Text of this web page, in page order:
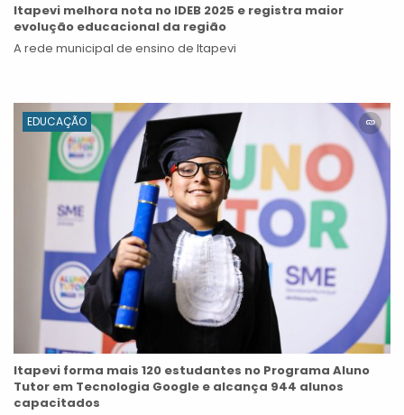
Itapevi melhora nota no IDEB 2025 e registra maior
evolução educacional da região
A rede municipal de ensino de Itapevi
EDUCAÇÃO
Itapevi forma mais 120 estudantes no Programa Aluno
Tutor em Tecnologia Google e alcança 944 alunos
capacitados